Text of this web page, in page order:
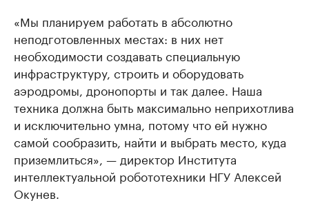
«Мы планируем работать в абсолютно
неподготовленных местах: в них нет
необходимости создавать специальную
инфраструктуру, строить и оборудовать
аэродромы, дронопорты и так далее. Наша
техника должна быть максимально неприхотлива
и исключительно умна, потому что ей нужно
самой сообразить, найти и выбрать место, куда
приземлиться», — директор Института
интеллектуальной робототехники НГУ Алексей
Окунев.